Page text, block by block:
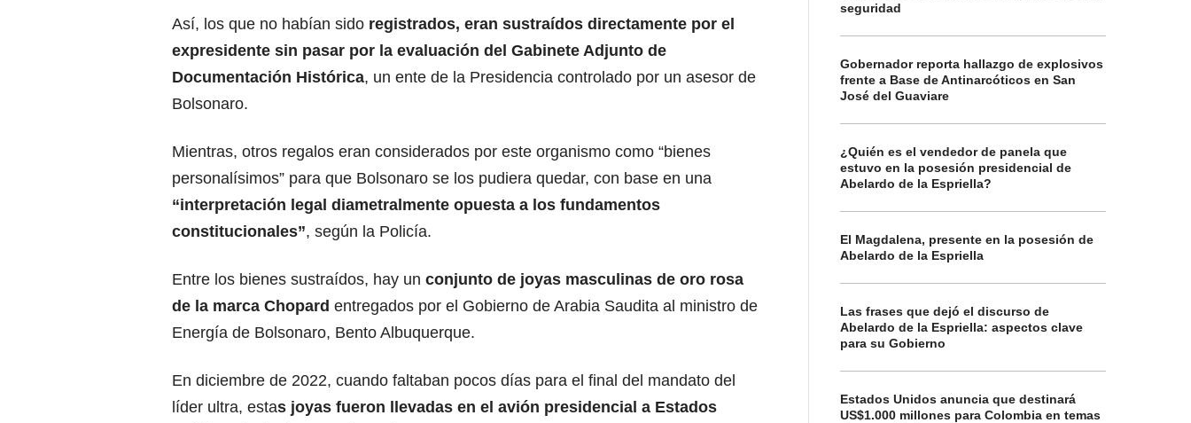
Así, los que no habían sido registrados, eran sustraídos directamente por el
expresidente sin pasar por la evaluación del Gabinete Adjunto de
Documentación Histórica, un ente de la Presidencia controlado por un asesor de
Bolsonaro.
Mientras, otros regalos eran considerados por este organismo como “bienes
personalísimos” para que Bolsonaro se los pudiera quedar, con base en una
“interpretación legal diametralmente opuesta a los fundamentos
constitucionales”, según la Policía.
Entre los bienes sustraídos, hay un conjunto de joyas masculinas de oro rosa
de la marca Chopard entregados por el Gobierno de Arabia Saudita al ministro de
Energía de Bolsonaro, Bento Albuquerque.
En diciembre de 2022, cuando faltaban pocos días para el final del mandato del
líder ultra, estas joyas fueron llevadas en el avión presidencial a Estados
seguridad
Gobernador reporta hallazgo de explosivos
frente a Base de Antinarcóticos en San
José del Guaviare
¿Quién es el vendedor de panela que
estuvo en la posesión presidencial de
Abelardo de la Espriella?
El Magdalena, presente en la posesión de
Abelardo de la Espriella
Las frases que dejó el discurso de
Abelardo de la Espriella: aspectos clave
para su Gobierno
Estados Unidos anuncia que destinará
US$1.000 millones para Colombia en temas